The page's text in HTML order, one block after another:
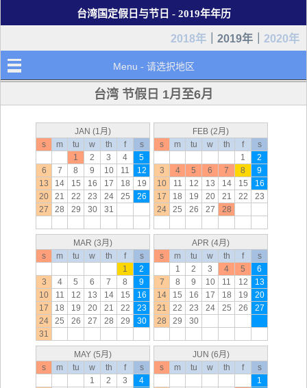
台湾国定假日与节日 - 2019年年历
2018年 ｜2019年｜ 2020年
Menu - 请选択地区
台湾 节假日 1月至6月
JAN (1月)
s
m tu w th f
s
1
2 3 4
5
6
7 8 9 10 11
12
13
14 15 16 17 18
19
20
21 22 23 24 25
26
27
28 29 30 31
FEB (2月)
s
m tu w th f
s
1
2
3
4 5 6 7 8
9
10
11 12 13 14 15
16
17
18 19 20 21 22
23
24
25 26 27 28
MAR (3月)
s
m tu w th f
s
1
2
3
4 5 6 7 8
9
10
11 12 13 14 15
16
17
18 19 20 21 22
23
24
25 26 27 28 29
30
31
APR (4月)
s
m tu w th f
s
1
2 3 4 5
6
7
8 9 10 11 12
13
14
15 16 17 18 19
20
21
22 23 24 25 26
27
28
29 30
MAY (5月)
s
m tu w th f
s
1
2 3
4
JUN (6月)
s
m tu w th f
s
1